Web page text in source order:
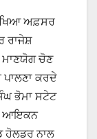
ਅਫ਼ਸਰ
ਰਾਜੇਸ਼
ਮਾਣਯੋਗ ਚੋਣ
ਪਾਲਣਾ ਕਰਦੇ
ਭੋਮਾ ਸਟੇਟ
ਆਇਕਨ
ਹੋਲਡਰ ਨਾਲ